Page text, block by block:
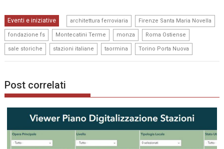
Eventi e iniziative architettura ferroviaria Firenze Santa Maria Novella
fondazione fs Montecatini Terme monza Roma Ostiense
sale storiche stazioni italiane taormina Torino Porta Nuova
Post correlati